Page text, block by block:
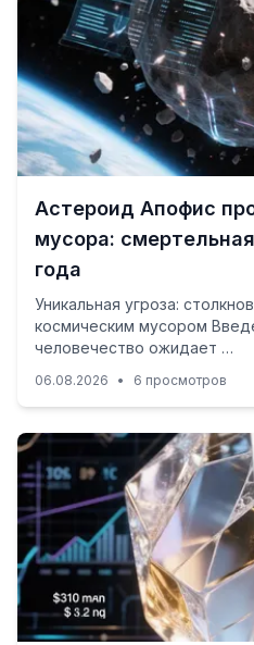
Астероид Апофис
мусора:
года
Уникальная угроза:
космическим мусором
человечество ожидает …
06.08.2026 • 6 просмотров